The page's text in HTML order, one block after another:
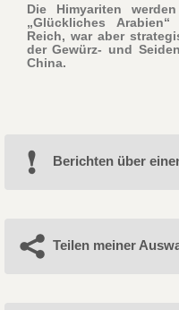
Die Himyariten
„Glückliches
Reich, war aber
der Gewürz- und
China.
Berichten über
Teilen meiner